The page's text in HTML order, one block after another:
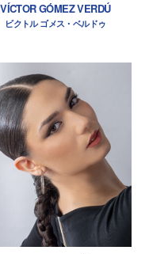
VÍCTOR GÓMEZ VERDÚ
ビクトル ゴメス・ベルドゥ